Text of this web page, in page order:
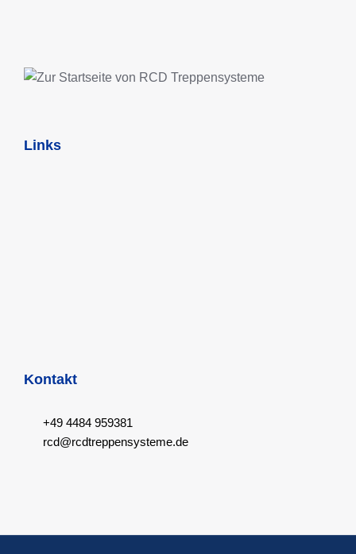
Links
Kontakt
+49 4484 959381
rcd@rcdtreppensysteme.de